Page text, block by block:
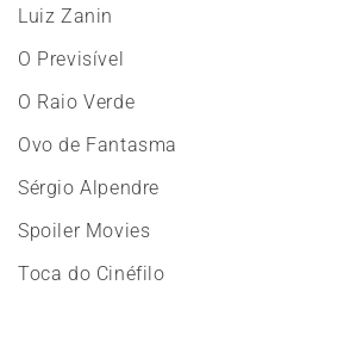
Luiz Zanin
O Previsível
O Raio Verde
Ovo de Fantasma
Sérgio Alpendre
Spoiler Movies
Toca do Cinéfilo